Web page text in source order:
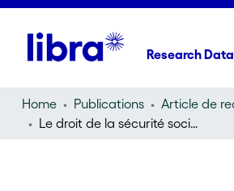
Research Data
Home Publications
Le droit de la sécurité sociale au contact du droit des assurances privées